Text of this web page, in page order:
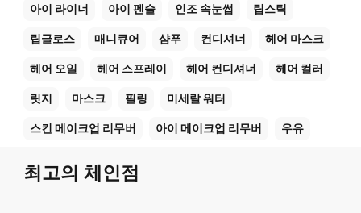
아이 라이너 아이 펜슬 인조 속눈썹 립스틱
립글로스 매니큐어 샴푸 컨디셔너 헤어 마스크
헤어 오일 헤어 스프레이 헤어 컨디셔너 헤어 컬러
릿지 마스크 필링 미세랄 워터
스킨 메이크업 리무버 아이 메이크업 리무버 우유
최고의 체인점